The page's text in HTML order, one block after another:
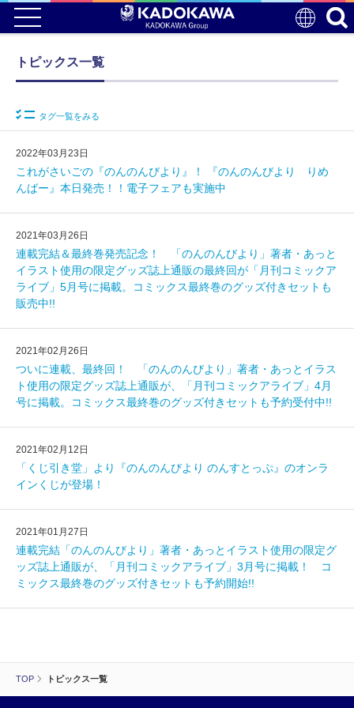
TOP トピックス一覧
トピックス一覧
タグ一覧をみる
2022年03月23日
これがさいごの『のんのんびより』！ 『のんのんびより りめ
んばー』本日発売！！電子フェアも実施中
2021年03月26日
連載完結＆最終巻発売記念！ 「のんのんびより」著者・あっと
イラスト使用の限定グッズ誌上通販の最終回が「月刊コミックア
ライブ」5月号に掲載。コミックス最終巻のグッズ付きセットも
販売中!!
2021年02月26日
ついに連載、最終回！ 「のんのんびより」著者・あっとイラス
ト使用の限定グッズ誌上通販が、「月刊コミックアライブ」4月
号に掲載。コミックス最終巻のグッズ付きセットも予約受付中!!
2021年02月12日
「くじ引き堂」より『のんのんびより のんすとっぷ』のオンラ
インくじが登場！
2021年01月27日
連載完結「のんのんびより」著者・あっとイラスト使用の限定グ
ッズ誌上通販が、「月刊コミックアライブ」3月号に掲載！ コ
ミックス最終巻のグッズ付きセットも予約開始!!